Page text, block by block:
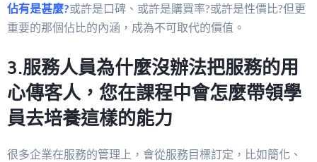
佔有是甚麼?或許是口碑、或許是購買率?或許是性價比?但更
重要的那個佔比的內涵，成為不可取代的價值。
3.服務人員為什麼沒辦法把服務的用
心傳客人，您在課程中會怎麼帶領學
員去培養這樣的能力
很多企業在服務的管理上，會從服務目標訂定，比如簡化、